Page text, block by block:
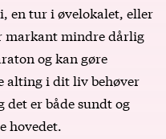
en tur i øvelokalet, eller
markant mindre dårlig
og kan gøre
alting i dit liv behøver
det er både sundt og
hovedet.